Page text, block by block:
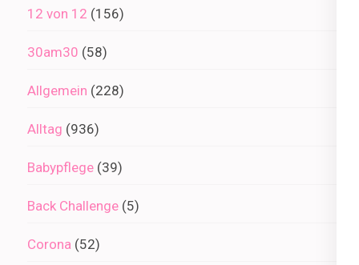
12 von 12 (156)
30am30 (58)
Allgemein (228)
Alltag (936)
Babypflege (39)
Back Challenge (5)
Corona (52)